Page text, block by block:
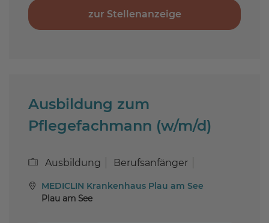
zur Stellenanzeige
Ausbildung zum
Pflegefachmann (w/m/d)
Ausbildung Berufsanfänger
MEDICLIN Krankenhaus Plau am See
Plau am See